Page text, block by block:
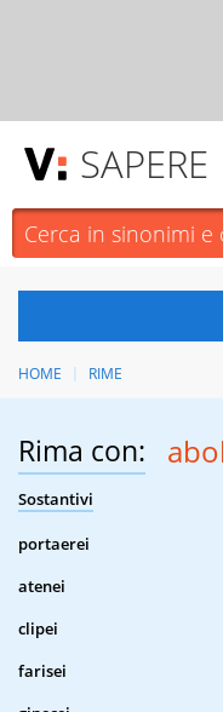
SAPERE
HOME RIME
Rima con:
Sostantivi
portaerei
atenei
clipei
farisei